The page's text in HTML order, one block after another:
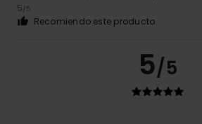
5/5
Recomiendo este producto
5/5